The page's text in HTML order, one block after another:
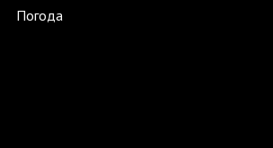
Погода